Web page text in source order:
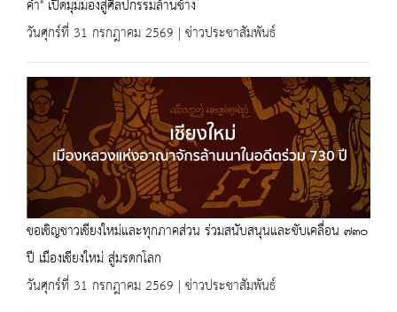
คำ" เปิดมุมมองสู่ศิลปกรรมล้านช้าง
วันศุกร์ที่ 31 กรกฎาคม 2569 | ข่าวประชาสัมพันธ์
ขอเชิญชาวเชียงใหม่และทุกภาคส่วน ร่วมสนับสนุนและขับเคลื่อน ๗๓๐
ปี เมืองเชียงใหม่ สู่มรดกโลก
วันศุกร์ที่ 31 กรกฎาคม 2569 | ข่าวประชาสัมพันธ์